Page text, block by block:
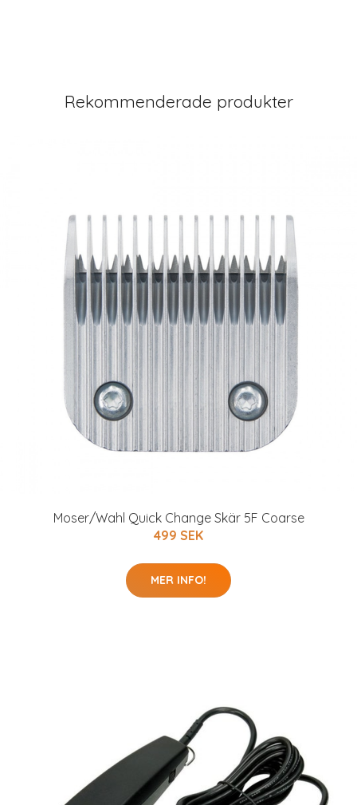
Rekommenderade produkter
Moser/Wahl Quick Change Skär 5F Coarse
499 SEK
MER INFO!